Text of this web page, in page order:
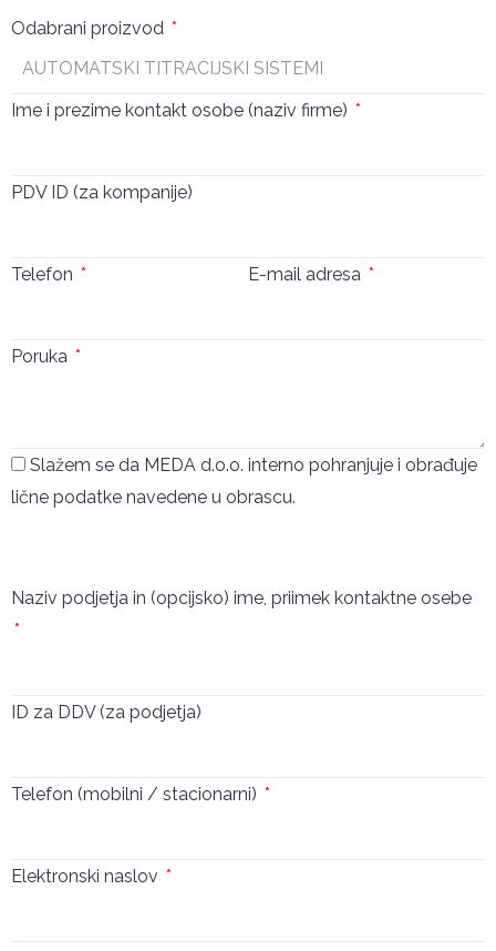
Odabrani proizvod
Ime i prezime kontakt osobe (naziv firme)
PDV ID (za kompanije)
Telefon E-mail adresa
Poruka
Slažem se da MEDA d.o.o. interno pohranjuje i obrađuje
lične podatke navedene u obrascu.
Naziv podjetja in (opcijsko) ime, priimek kontaktne osebe
ID za DDV (za podjetja)
Telefon (mobilni / stacionarni)
Elektronski naslov